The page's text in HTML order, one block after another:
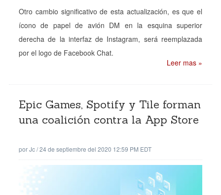
Otro cambio significativo de esta actualización, es que el
ícono de papel de avión DM en la esquina superior
derecha de la interfaz de Instagram, será reemplazada
por el logo de Facebook Chat.
Leer mas »
Epic Games, Spotify y Tile forman
una coalición contra la App Store
porJc/24 de septiembre del 2020 12:59 PM EDT